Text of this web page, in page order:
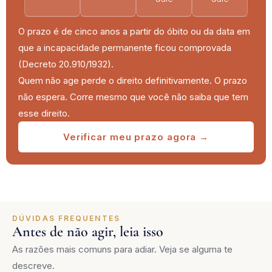
O prazo é de cinco anos a partir do óbito ou da data em
que a incapacidade permanente ficou comprovada
(Decreto 20.910/1932).
Quem não age perde o direito definitivamente. O prazo
não espera. Corre mesmo que você não saiba que tem
esse direito.
Verificar meu prazo agora →
DÚVIDAS FREQUENTES
Antes de não agir, leia isso
As razões mais comuns para adiar. Veja se alguma te
descreve.